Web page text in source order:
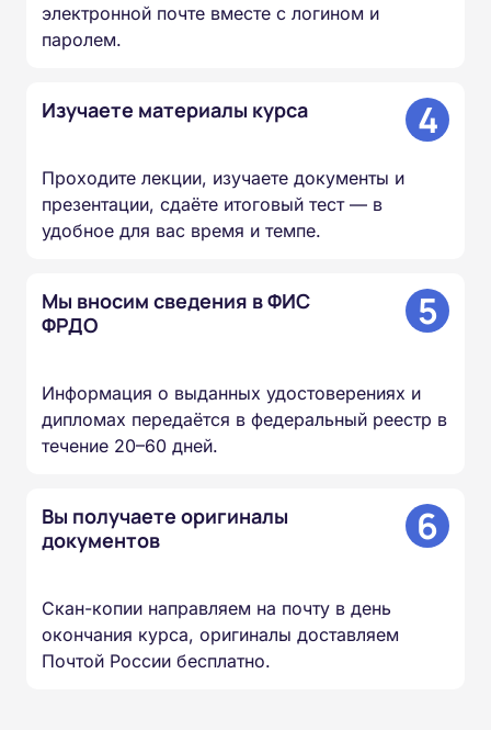
электронной почте вместе с логином и
паролем.
Изучаете материалы курса 4
Проходите лекции, изучаете документы и
презентации, сдаёте итоговый тест — в
удобное для вас время и темпе.
Мы вносим сведения в ФИС
ФРДО
5
Информация о выданных удостоверениях и
дипломах передаётся в федеральный реестр в
течение 20–60 дней.
Вы получаете оригиналы
документов
6
Скан-копии направляем на почту в день
окончания курса, оригиналы доставляем
Почтой России бесплатно.